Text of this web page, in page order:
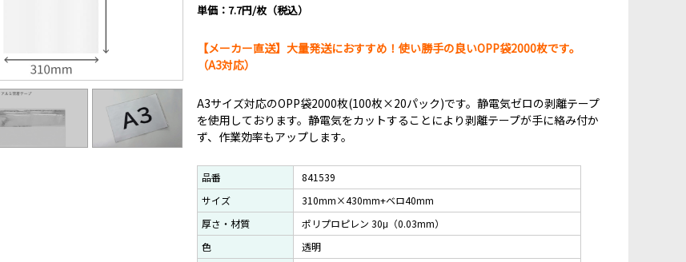
単価：7.7円/枚（税込）
【メーカー直送】大量発送におすすめ！使い勝手の良いOPP袋2000枚です。
（A3対応）
A3サイズ対応のOPP袋2000枚(100枚×20パック)です。静電気ゼロの剥離テープ
を使用しております。静電気をカットすることにより剥離テープが手に絡み付か
ず、作業効率もアップします。
品番
841539
サイズ
310mm×430mm+ベロ40mm
厚さ・材質
ポリプロピレン 30μ（0.03mm）
色
透明